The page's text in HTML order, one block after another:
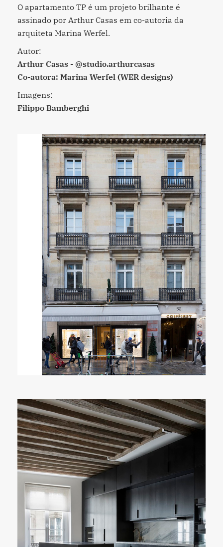
O apartamento TP é um projeto brilhante é
assinado por Arthur Casas em co-autoria da
arquiteta Marina Werfel.
Autor:
Arthur Casas - @studio.arthurcasas
Co-autora: Marina Werfel (WER designs)
Imagens:
Filippo Bamberghi